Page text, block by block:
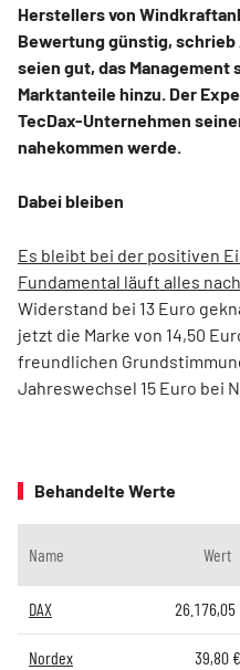
Herstellers von
Bewertung günstig,
seien gut, das
Marktanteile hinzu. Der
TecDax-Unternehmen
nahekommen werde.
Dabei bleiben
Es bleibt bei der positiven
Fundamental läuft alles nach
Widerstand bei 13 Euro
jetzt die Marke von 14,50
freundlichen
Jahreswechsel 15 Euro bei
Behandelte Werte
Name Wert
DAX 26.176,05
Nordex 39,80€